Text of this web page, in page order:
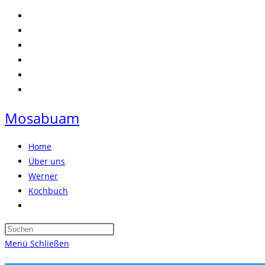
Zum
Inhalt
springen
Mosabuam
Home
Über uns
Werner
Kochbuch
umschalten
Press
Menü Schließen